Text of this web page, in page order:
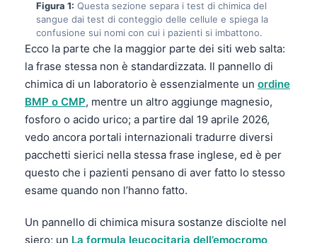
Figura 1: Questa sezione separa i test di chimica del
sangue dai test di conteggio delle cellule e spiega la
confusione sui nomi con cui i pazienti si imbattono.
Ecco la parte che la maggior parte dei siti web salta:
la frase stessa non è standardizzata. Il pannello di
chimica di un laboratorio è essenzialmente un ordine
BMP o CMP, mentre un altro aggiunge magnesio,
fosforo o acido urico; a partire dal 19 aprile 2026,
vedo ancora portali internazionali tradurre diversi
pacchetti sierici nella stessa frase inglese, ed è per
questo che i pazienti pensano di aver fatto lo stesso
esame quando non l’hanno fatto.
Un pannello di chimica misura sostanze disciolte nel
siero; un La formula leucocitaria dell’emocromo